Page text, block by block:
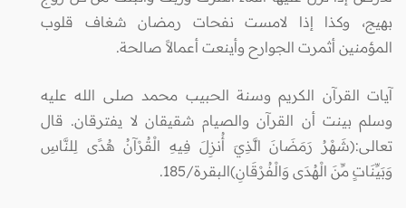
بهيج، وكذا إذا لامست نفحات رمضان شغاف قلوب
المؤمنين أثمرت الجوارح وأينعت أعمالاً صالحة.
آيات القرآن الكريم وسنة الحبيب محمد صلى الله عليه
وسلم بينت أن القرآن والصيام شقيقان لا يفترقان. قال
تعالى:(شَهْرُ رَمَضَانَ الَّذِيَ أُنزِلَ فِيهِ الْقُرْآنُ هُدًى لِلنَّاسِ
وَبَيِّنَاتٍ مِّنَ الْهُدَى وَالْفُرْقَانِ)البقرة/185.